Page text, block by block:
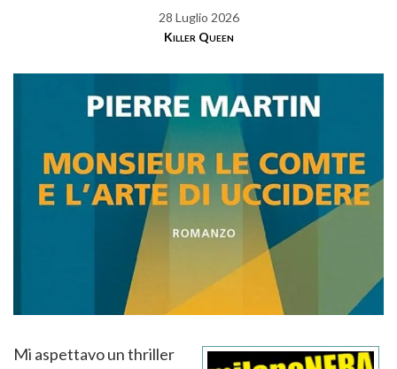
28 Luglio 2026
Killer Queen
Mi aspettavo un thriller